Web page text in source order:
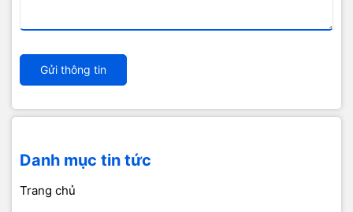
Gửi thông tin
Danh mục tin tức
Trang chủ